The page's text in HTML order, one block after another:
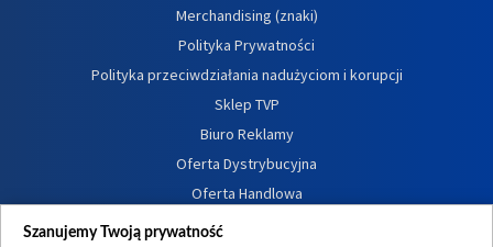
Merchandising (znaki)
Polityka Prywatności
Polityka przeciwdziałania nadużyciom i korupcji
Sklep TVP
Biuro Reklamy
Oferta Dystrybucyjna
Oferta Handlowa
Dostępność
Szanujemy Twoją prywatność